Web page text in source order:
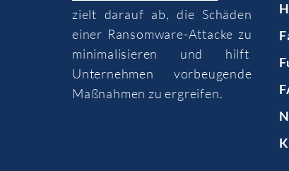
zielt darauf ab, die Schäden
einer Ransomware-Attacke zu
minimalisieren und hilft
Unternehmen vorbeugende
Maßnahmen zu ergreifen.